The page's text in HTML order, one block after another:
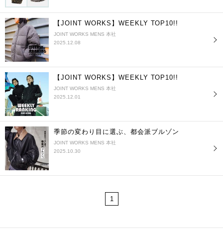
【JOINT WORKS】WEEKLY TOP10!!
JOINT WORKS MENS 本社
2025.12.08
【JOINT WORKS】WEEKLY TOP10!!
JOINT WORKS MENS 本社
2025.12.01
季節の変わり目に選ぶ、都会派ブルゾン
JOINT WORKS MENS 本社
2025.10.30
1